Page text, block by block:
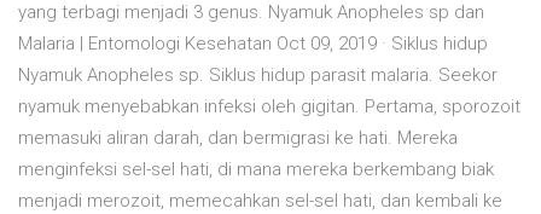
yang terbagi menjadi 3 genus. Nyamuk Anopheles sp dan
Malaria | Entomologi Kesehatan Oct 09, 2019 · Siklus hidup
Nyamuk Anopheles sp. Siklus hidup parasit malaria. Seekor
nyamuk menyebabkan infeksi oleh gigitan. Pertama, sporozoit
memasuki aliran darah, dan bermigrasi ke hati. Mereka
menginfeksi sel-sel hati, di mana mereka berkembang biak
menjadi merozoit, memecahkan sel-sel hati, dan kembali ke